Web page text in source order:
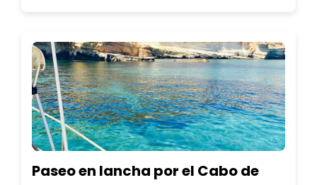
Paseo en lancha por el Cabo de